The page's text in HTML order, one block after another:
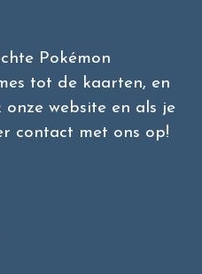
Pokémon
tot de kaarten, en
onze website en als je
contact met ons op!